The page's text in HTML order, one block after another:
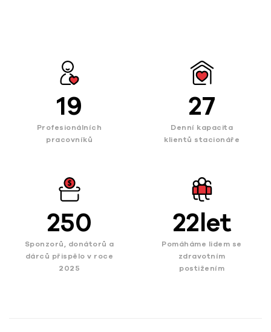
19
Profesionálních
pracovníků
27
Denní kapacita
klientů stacionáře
250
Sponzorů, donátorů a
dárců přispělo v roce
2025
22let
Pomáháme lidem se
zdravotním
postižením